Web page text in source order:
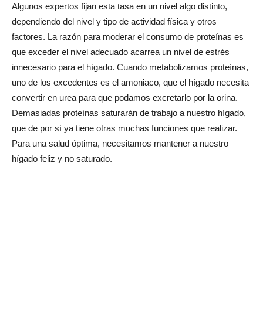
Algunos expertos fijan esta tasa en un nivel algo distinto,
dependiendo del nivel y tipo de actividad física y otros
factores. La razón para moderar el consumo de proteínas es
que exceder el nivel adecuado acarrea un nivel de estrés
innecesario para el hígado. Cuando metabolizamos proteínas,
uno de los excedentes es el amoniaco, que el hígado necesita
convertir en urea para que podamos excretarlo por la orina.
Demasiadas proteínas saturarán de trabajo a nuestro hígado,
que de por sí ya tiene otras muchas funciones que realizar.
Para una salud óptima, necesitamos mantener a nuestro
hígado feliz y no saturado.